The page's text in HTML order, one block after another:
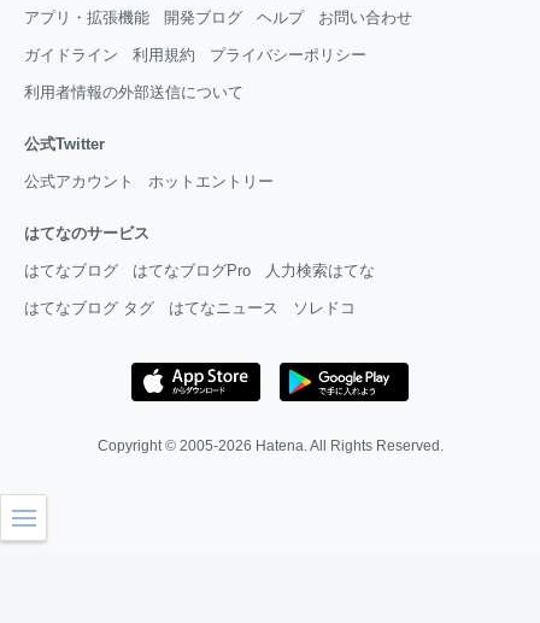
アプリ・拡張機能 開発ブログ ヘルプ お問い合わせ
ガイドライン 利用規約 プライバシーポリシー
利用者情報の外部送信について
公式Twitter
公式アカウント ホットエントリー
はてなのサービス
はてなブログ はてなブログPro 人力検索はてな
はてなブログ タグ はてなニュース ソレドコ
Copyright © 2005-2026 Hatena. All Rights Reserved.